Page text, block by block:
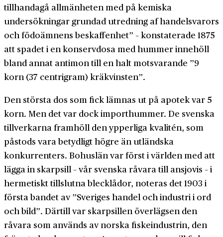
tillhandagå allmänheten med på kemiska
undersökningar grundad utredning af handelsvarors
och födoämnens beskaffenhet” – konstaterade 1875
att spadet i en konservdosa med hummer innehöll
bland annat antimon till en halt motsvarande ”9
korn (37 centrigram) kräkvinsten”.
Den största dos som fick lämnas ut på apotek var 5
korn. Men det var dock importhummer. De svenska
tillverkarna framhöll den ypperliga kvalitén, som
påstods vara betydligt högre än utländska
konkurrenters. Bohuslän var först i världen med att
lägga in skarpsill – vår svenska råvara till ansjovis – i
hermetiskt tillslutna blecklådor, noteras det 1903 i
första bandet av ”Sveriges handel och industri i ord
och bild”. Därtill var skarpsillen överlägsen den
råvara som används av norska fiskeindustrin, den